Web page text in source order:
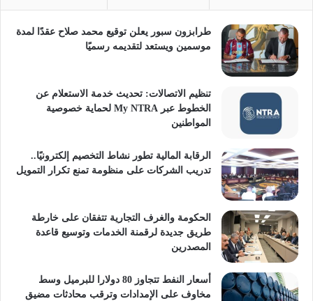
طرابزون سبور يعلن توقيع محمد صلاح عقدًا لمدة
موسمين ويستعد لتقديمه رسميًا
تنظيم الاتصالات: تحديث خدمة الاستعلام عن
الخطوط عبر My NTRA لحماية خصوصية
المواطنين
الرقابة المالية تطور نشاط التخصيم إلكترونيًا..
تدريب الشركات على منظومة تمنع تكرار التمويل
الحكومة والغرف التجارية تتفقان على خارطة
طريق جديدة لرقمنة الخدمات وتوسيع قاعدة
المصدرين
أسعار النفط تتجاوز 80 دولارا للبرميل وسط
مخاوف على الإمدادات وترقب محادثات مضيق